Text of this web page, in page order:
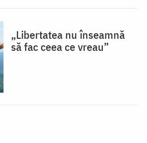
„Libertatea nu înseamnă
să fac ceea ce vreau”